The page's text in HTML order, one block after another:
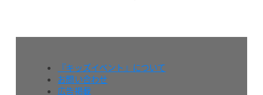
『キッズイベント』について
お問い合わせ
広告掲載